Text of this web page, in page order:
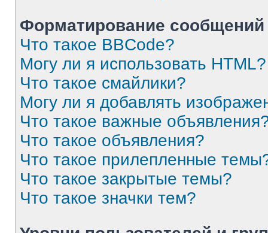
Форматирование
Что такое BBCode?
Могу ли я использовать HTML?
Что такое смайлики?
Могу ли я добавлять
Что такое важные
Что такое объявления?
Что такое прилепленные
Что такое закрытые темы?
Что такое значки тем?